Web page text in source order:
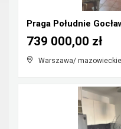
Praga Południe
Warszawa/ mazowieckie
739 000,00 zł